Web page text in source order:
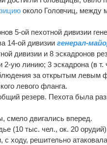
около Головчиц, между
5-ой пехотной дивизии
14-ой дивизиигенерал-
дивизии и 8 эскадронов
2-ую линию; 3 эскадрона (в т.
за открытым левым
левого фланга.
резерв. Пехота была
смело двигались вперед.
(10 тыс. чел., ок. 20
ходу, решительно